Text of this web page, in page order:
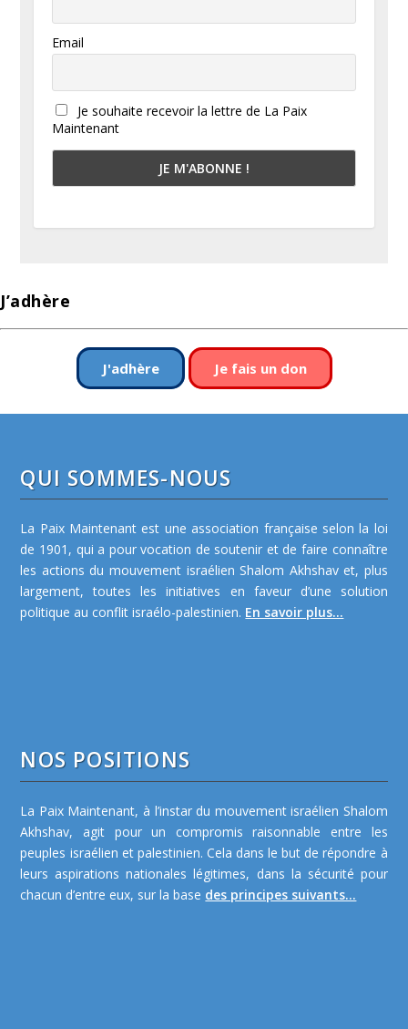
Email
Je souhaite recevoir la lettre de La Paix
Maintenant
J’adhère
J'adhère Je fais un don
QUI SOMMES-NOUS
La Paix Maintenant est une association française selon la loi
de 1901, qui a pour vocation de soutenir et de faire connaître
les actions du mouvement israélien Shalom Akhshav et, plus
largement, toutes les initiatives en faveur d’une solution
politique au conflit israélo-palestinien. En savoir plus...
NOS POSITIONS
La Paix Maintenant, à l’instar du mouvement israélien Shalom
Akhshav, agit pour un compromis raisonnable entre les
peuples israélien et palestinien. Cela dans le but de répondre à
leurs aspirations nationales légitimes, dans la sécurité pour
chacun d’entre eux, sur la base des principes suivants...